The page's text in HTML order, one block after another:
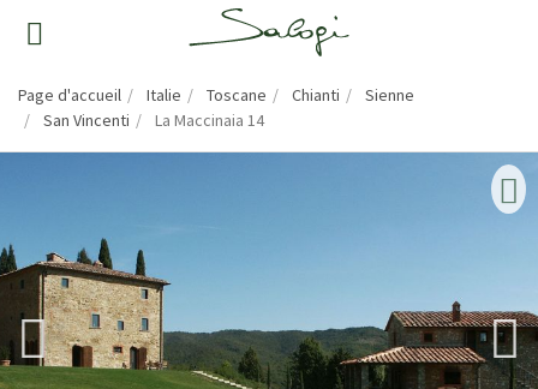
Page d'accueil Italie Toscane Chianti
Sienne
San Vincenti
La Maccinaia 14